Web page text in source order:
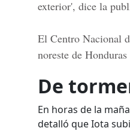
exterior', dice la
El Centro Nacional
noreste de
De
En horas de la
detalló que Iota